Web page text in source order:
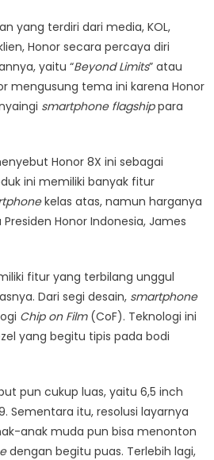
yang terdiri dari media, KOL,
Honor secara percaya diri
yaitu “Beyond Limits” atau
mengusung tema ini karena Honor
smartphone flagshippara
Honor 8X ini sebagai
ini memiliki banyak fitur
kelas atas, namun harganya
Honor Indonesia, James
fitur yang terbilang unggul
Dari segi desain, smartphone
Chip on Film(CoF). Teknologi ini
yang begitu tipis pada bodi
pun cukup luas, yaitu 6,5 inch
Sementara itu, resolusi layarnya
anak muda pun bisa menonton
dengan begitu puas. Terlebih lagi,